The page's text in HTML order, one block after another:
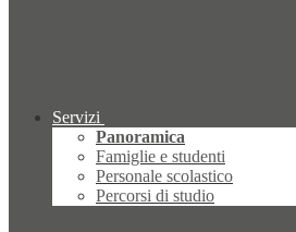
Servizi
Panoramica
Famiglie e studenti
Personale scolastico
Percorsi di studio